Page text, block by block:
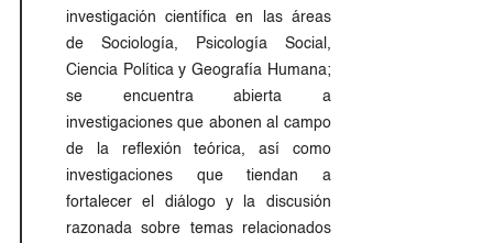
investigación científica en las áreas
de Sociología, Psicología Social,
Ciencia Política y Geografía Humana;
se encuentra abierta a
investigaciones que abonen al campo
de la reflexión teórica, así como
investigaciones que tiendan a
fortalecer el diálogo y la discusión
razonada sobre temas relacionados